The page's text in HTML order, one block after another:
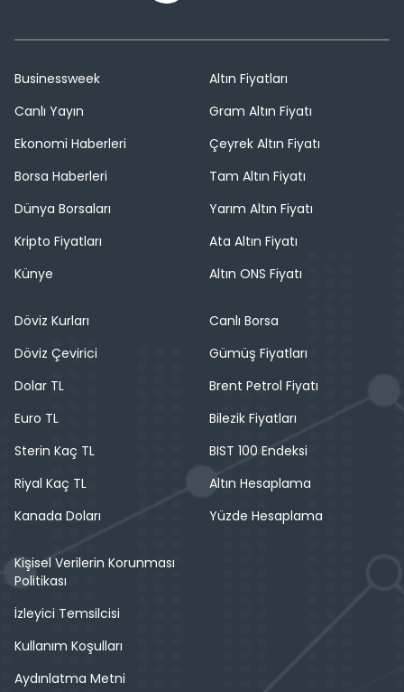
Businessweek
Canlı Yayın
Ekonomi Haberleri
Borsa Haberleri
Dünya Borsaları
Kripto Fiyatları
Künye
Altın Fiyatları
Gram Altın Fiyatı
Çeyrek Altın Fiyatı
Tam Altın Fiyatı
Yarım Altın Fiyatı
Ata Altın Fiyatı
Altın ONS Fiyatı
Döviz Kurları
Döviz Çevirici
Dolar TL
Euro TL
Sterin Kaç TL
Riyal Kaç TL
Kanada Doları
Canlı Borsa
Gümüş Fiyatları
Brent Petrol Fiyatı
Bilezik Fiyatları
BIST 100 Endeksi
Altın Hesaplama
Yüzde Hesaplama
Kişisel Verilerin Korunması
Politikası
İzleyici Temsilcisi
Kullanım Koşulları
Aydınlatma Metni